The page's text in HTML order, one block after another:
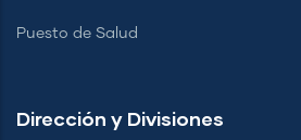
Puesto de Salud
Dirección y Divisiones